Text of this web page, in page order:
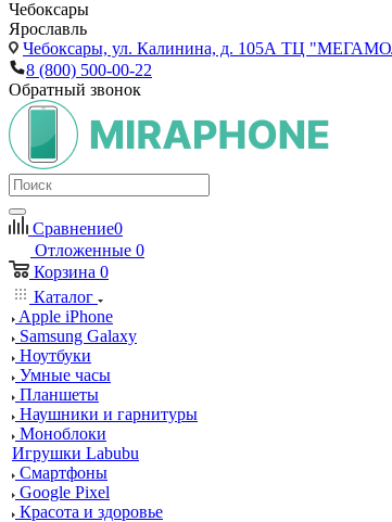
Чебоксары
Ярославль
Чебоксары, ул. Калинина, д. 105А ТЦ
8 (800) 500-00-22
Обратный звонок
Сравнение0
Отложенные 0
Корзина 0
Каталог
Apple iPhone
Samsung Galaxy
Ноутбуки
Умные часы
Планшеты
Наушники и гарнитуры
Моноблоки
Игрушки Labubu
Смартфоны
Google Pixel
Красота и здоровье